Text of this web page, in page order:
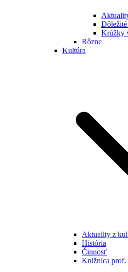
Krúžky
Rôzne
Kultúra
Aktuality z
História
Činnosť
Knižnica prof.